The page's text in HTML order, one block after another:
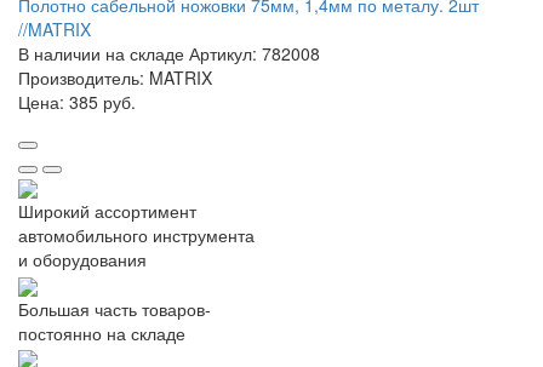
Полотно сабельной ножовки 75мм, 1,4мм по металу. 2шт
//MATRIX
В наличии на складе Артикул: 782008
Производитель: MATRIX
Цена: 385 руб.
Широкий ассортимент
автомобильного инструмента
и оборудования
Большая часть товаров-
постоянно на складе